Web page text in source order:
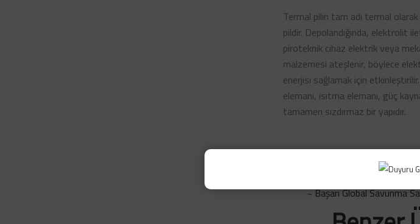
Termal pilin tam adı termal
pildir. Depolandığında, elektrolit
piroteknik cihaz elektrik veya
malzemesi ateşlenir, böylece
enerjisi sağlamak için
elemanı, ısıtma elemanı, güç
tamamen sızdırmaz bir yapıdır.
~ Başarı Global Savunma